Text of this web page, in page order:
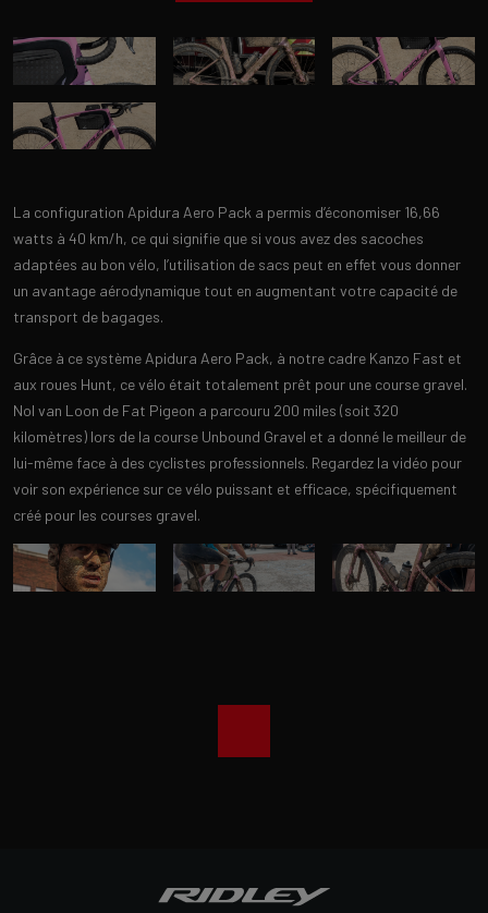
La configuration Apidura Aero Pack a permis d’économiser 16,66
watts à 40 km/h, ce qui signifie que si vous avez des sacoches
adaptées au bon vélo, l’utilisation de sacs peut en effet vous donner
un avantage aérodynamique tout en augmentant votre capacité de
transport de bagages.
Grâce à ce système Apidura Aero Pack, à notre cadre Kanzo Fast et
aux roues Hunt, ce vélo était totalement prêt pour une course gravel.
Nol van Loon de Fat Pigeon a parcouru 200 miles (soit 320
kilomètres) lors de la course Unbound Gravel et a donné le meilleur de
lui-même face à des cyclistes professionnels. Regardez la vidéo pour
voir son expérience sur ce vélo puissant et efficace, spécifiquement
créé pour les courses gravel.